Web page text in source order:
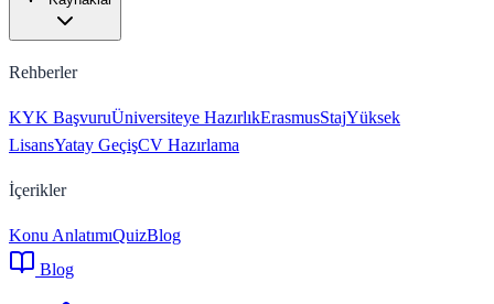
Rehberler
KYK BaşvuruÜniversiteye HazırlıkErasmusStajYüksek
LisansYatay GeçişCV Hazırlama
İçerikler
Konu AnlatımıQuizBlog
Blog